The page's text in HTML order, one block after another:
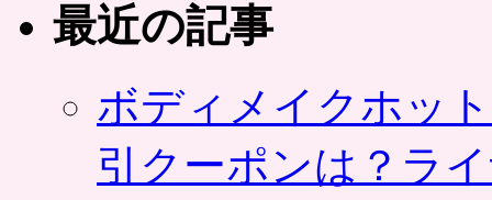
最近の記事
ボディメイクホッ
引クーポンは？ラ